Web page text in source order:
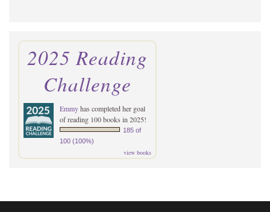
2025 Reading
Challenge
Emmyhas completed her goal
of reading 100 books in 2025!
185 of
100 (100%)
view books